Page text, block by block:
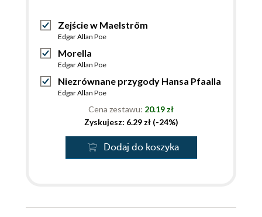
Zejście w Maelström
Edgar Allan Poe
Morella
Edgar Allan Poe
Niezrównane przygody Hansa Pfaalla
Edgar Allan Poe
Cena zestawu: 20.19 zł
Zyskujesz: 6.29 zł (-24%)
Dodaj do koszyka